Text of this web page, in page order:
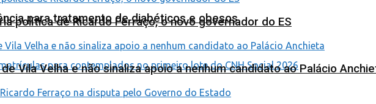
para tratamento de diabéticos e obesos
política de Ricardo Ferraço, o novo governador do ES
Vila Velha e não sinaliza apoio a nenhum candidato ao Palácio